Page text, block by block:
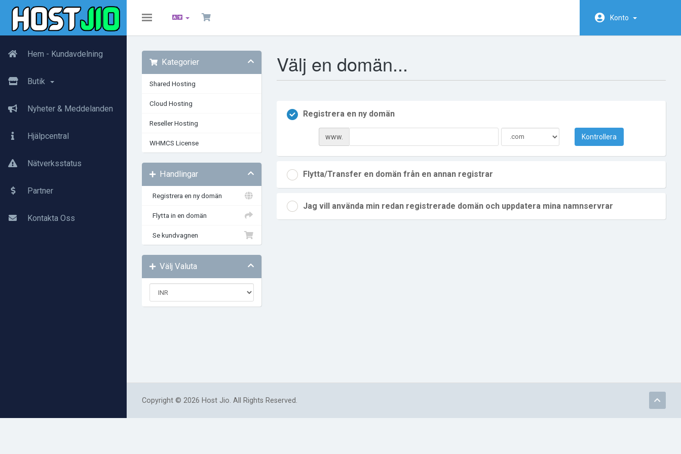
Toggle
Konto
Hem - Kundavdelning
Butik
Nyheter & Meddelanden
Hjälpcentral
Nätverksstatus
Partner
Kontakta Oss
Välj en domän...
Kategorier
Shared Hosting
Cloud Hosting
Reseller Hosting
WHMCS License
Handlingar
Registrera en ny domän
Flytta in en domän
Se kundvagnen
Välj Valuta
Registrera en ny domän
www. Kontrollera
Flytta/Transfer en domän från en annan registrar
Jag vill använda min redan registrerade domän och uppdatera mina namnservrar
Copyright © 2026 Host Jio. All Rights Reserved.